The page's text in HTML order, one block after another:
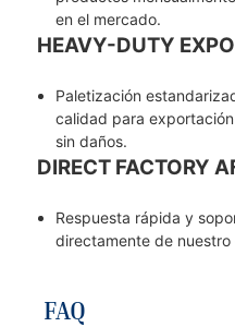
en el mercado.
HEAVY-DUTY
Paletización
calidad para
sin daños.
DIRECT FACTORY
Respuesta rápida y
directamente de
FAQ